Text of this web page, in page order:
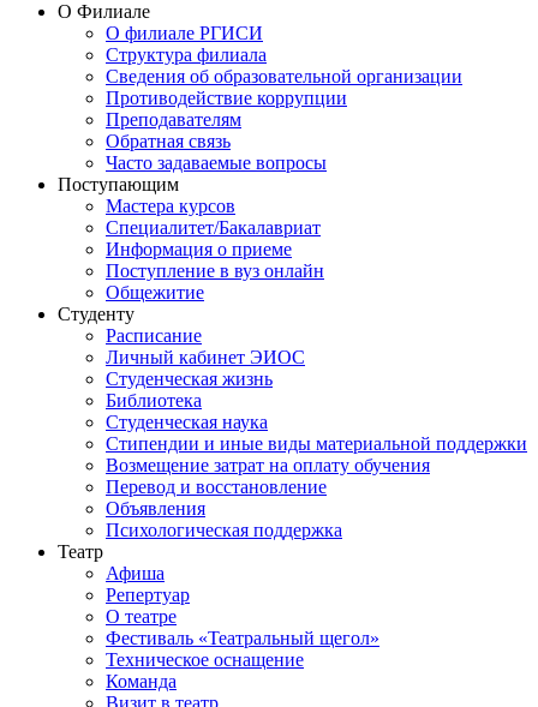
О Филиале
О филиале РГИСИ
Структура филиала
Сведения об образовательной организации
Противодействие коррупции
Преподавателям
Обратная связь
Часто задаваемые вопросы
Поступающим
Мастера курсов
Специалитет/Бакалавриат
Информация о приеме
Поступление в вуз онлайн
Общежитие
Студенту
Расписание
Личный кабинет ЭИОС
Студенческая жизнь
Библиотека
Студенческая наука
Стипендии и иные виды материальной поддержки
Возмещение затрат на оплату обучения
Перевод и восстановление
Объявления
Психологическая поддержка
Театр
Афиша
Репертуар
О театре
Фестиваль «Театральный щегол»
Техническое оснащение
Команда
Визит в театр